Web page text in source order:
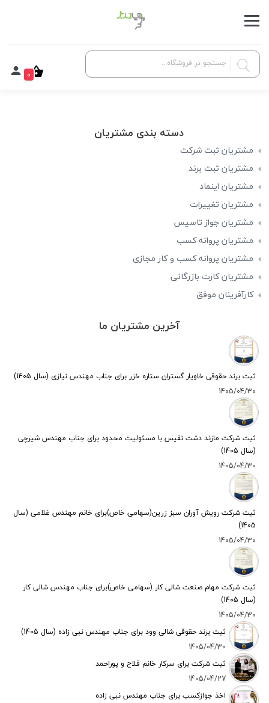
0
دسته بندی مشتریان
مشتریان ثبت شرکت
مشتریان ثبت برند
مشتریان اینماد
مشتریان تغییرات
مشتریان جواز تاسیس
مشتریان پروانه کسب
مشتریان پروانه کسب و کار مجازی
مشتریان کارت بازرگانی
کارآفرینان موفق
آخرین مشتریان ما
ثبت برند حقوقی خاویار گستران ستاره خزر برای جناب مهندس نیازی (سال 1405)
1405/04/30
ثبت شرکت مازند دشت نفیس با مسئولیت محدود برای جناب مهندس شیرچی
(سال 1405)
1405/04/30
ثبت شرکت رویش آوران سبز زرین(سهامی خاص)برای خانم مهندس غلامی (سال
1405)
1405/04/30
ثبت شرکت مهام صنعت شالی کار (سهامی خاص)برای جناب مهندس شالی کار
(سال 1405)
1405/04/30
ثبت برند حقوقی شالی وود برای جناب مهندس نبی زاده (سال 1405)
1405/04/30
ثبت شرکت برای سرکار خانم فلاح و پوراحمد
1405/04/27
اخذ جوازکسب برای جناب مهندس نبی زاده